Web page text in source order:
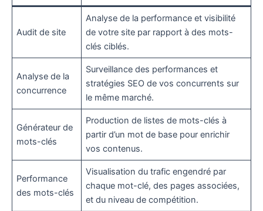
Audit de site
Analyse de la performance et visibilité
de votre site par rapport à des mots-
clés ciblés.
Analyse de la
concurrence
Surveillance des performances et
stratégies SEO de vos concurrents sur
le même marché.
Générateur de
mots-clés
Production de listes de mots-clés à
partir d’un mot de base pour enrichir
vos contenus.
Performance
des mots-clés
Visualisation du trafic engendré par
chaque mot-clé, des pages associées,
et du niveau de compétition.